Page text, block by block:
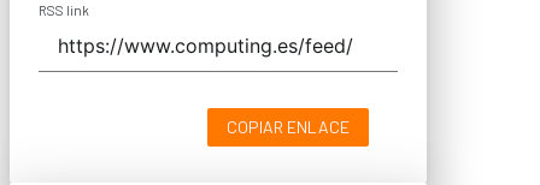
RSS link
COPIAR ENLACE